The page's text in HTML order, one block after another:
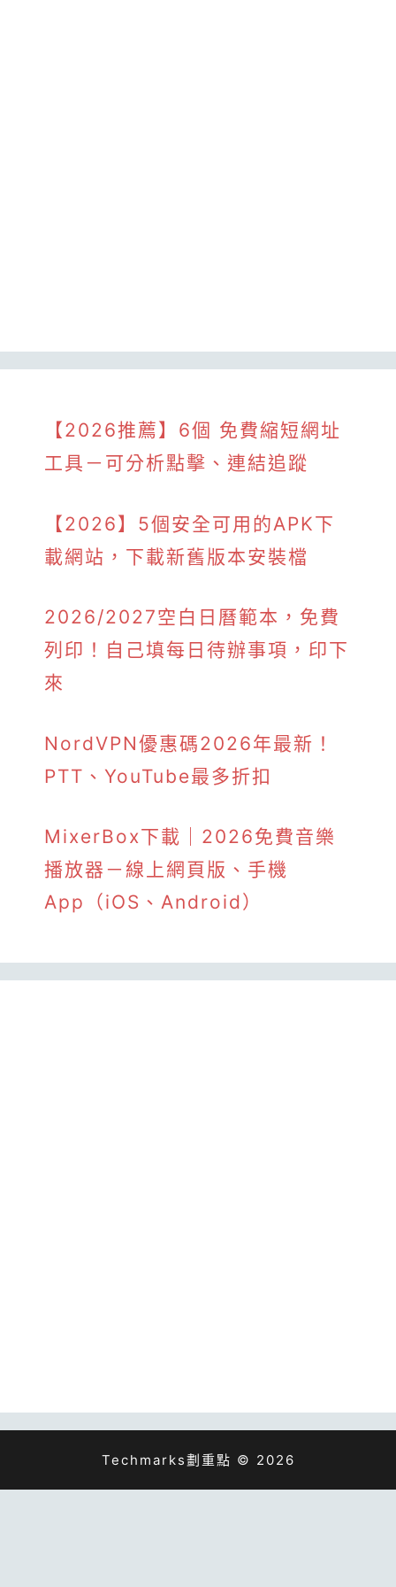
【2026推薦】6個 免費縮短網址
工具－可分析點擊、連結追蹤
【2026】5個安全可用的APK下
載網站，下載新舊版本安裝檔
2026/2027空白日曆範本，免費
列印！自己填每日待辦事項，印下
來
NordVPN優惠碼2026年最新！
PTT、YouTube最多折扣
MixerBox下載｜2026免費音樂
播放器－線上網頁版、手機
App（iOS、Android）
Techmarks劃重點 © 2026